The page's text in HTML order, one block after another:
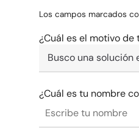
Los campos marcados
¿Cuál es el motivo
¿Cuál es tu nombre